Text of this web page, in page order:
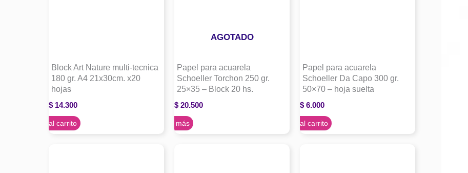
Block Art Nature multi-tecnica
180 gr. A4 21x30cm. x20
hojas
$ 14.300
Agregar al carrito
AGOTADO
Papel para acuarela
Schoeller Torchon 250 gr.
25×35 – Block 20 hs.
$ 20.500
Leer más
Papel para acuarela
Schoeller Da Capo 300 gr.
50×70 – hoja suelta
$ 6.000
Agregar al carrito